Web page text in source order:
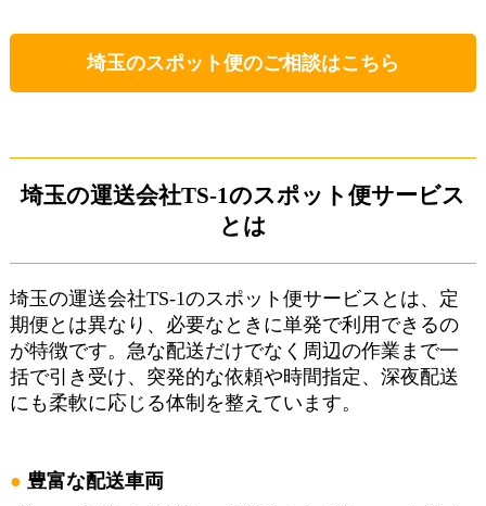
埼玉のスポット便のご相談はこちら
埼玉の運送会社TS-1のスポット便サービス
とは
埼玉の運送会社TS-1のスポット便サービスとは、定
期便とは異なり、必要なときに単発で利用できるの
が特徴です。急な配送だけでなく周辺の作業まで一
括で引き受け、突発的な依頼や時間指定、深夜配送
にも柔軟に応じる体制を整えています。
豊富な配送車両